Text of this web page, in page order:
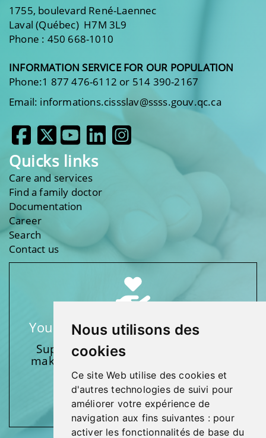
Nous utilisons des
cookies
Ce site Web utilise des cookies et
d'autres technologies de suivi pour
améliorer votre expérience de
navigation aux fins suivantes : pour
activer les fonctionnalités de base du
1755, boulevard René-Laennec
Laval (Québec) H7M 3L9
Phone : 450 668-1010
INFORMATION SERVICE FOR OUR POPULATION
Phone:1 877 476-6112 or 514 390-2167
Email: informations.cissslav@ssss.gouv.qc.ca
Quicks links
Care and services
Find a family doctor
Documentation
Career
Search
Contact us
Your support makes a difference
Support one of our foundations by
making a donation and participating
in activities.
Give generously!